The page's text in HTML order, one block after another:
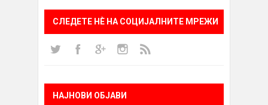
СЛЕДЕТЕ НÈ НА СОЦИЈАЛНИТЕ МРЕЖИ
НАЈНОВИ ОБЈАВИ